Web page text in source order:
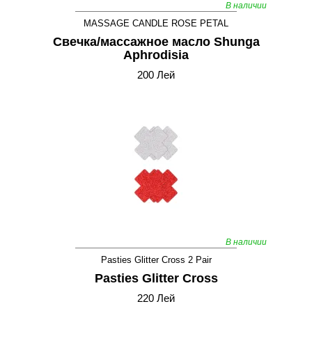
В наличии
MASSAGE CANDLE ROSE PETAL
Свечка/массажное масло Shunga
Aphrodisia
200 Лей
В наличии
Pasties Glitter Cross 2 Pair
Pasties Glitter Cross
220 Лей